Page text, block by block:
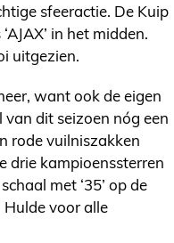
sfeeractie. De Kuip
in het midden.
uitgezien.
want ook de eigen
dit seizoen nóg een
rode vuilniszakken
drie kampioenssterren
met ‘35’ op de
voor alle